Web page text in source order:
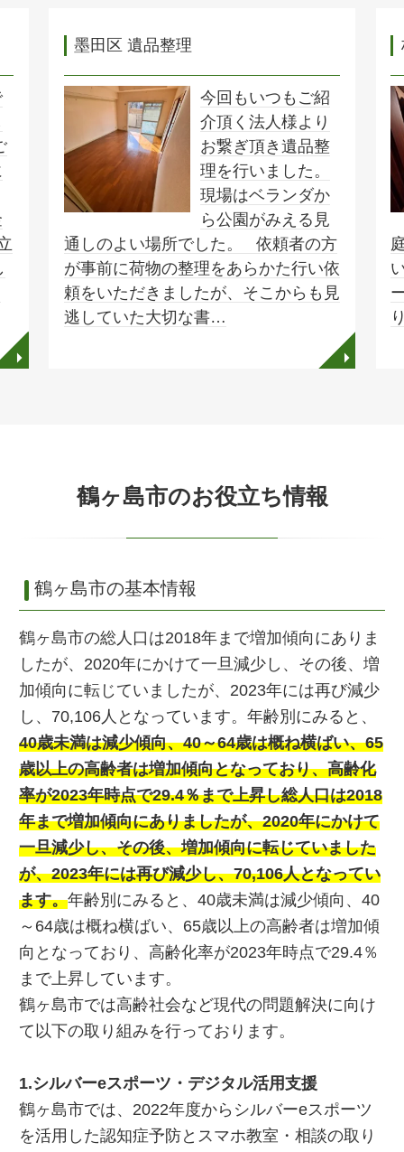
◥
墨田区 遺品整理
今回もいつもご紹
介頂く法人様より
お繋ぎ頂き遺品整
理を行いました。
現場はベランダか
ら公園がみえる見
通しのよい場所でした。 依頼者の方
が事前に荷物の整理をあらかた行い依
頼をいただきましたが、そこからも見
逃していた大切な書…
◥
鶴ヶ島市のお役立ち情報
鶴ヶ島市の基本情報
鶴ヶ島市の総人口は2018年まで増加傾向にありま
したが、2020年にかけて一旦減少し、その後、増
加傾向に転じていましたが、2023年には再び減少
し、70,106人となっています。年齢別にみると、
40歳未満は減少傾向、40～64歳は概ね横ばい、65
歳以上の高齢者は増加傾向となっており、高齢化
率が2023年時点で29.4％まで上昇し総人口は2018
年まで増加傾向にありましたが、2020年にかけて
一旦減少し、その後、増加傾向に転じていました
が、2023年には再び減少し、70,106人となってい
ます。年齢別にみると、40歳未満は減少傾向、40
～64歳は概ね横ばい、65歳以上の高齢者は増加傾
向となっており、高齢化率が2023年時点で29.4％
まで上昇しています。
鶴ヶ島市では高齢社会など現代の問題解決に向け
て以下の取り組みを行っております。
1.シルバーeスポーツ・デジタル活用支援
鶴ヶ島市では、2022年度からシルバーeスポーツ
を活用した認知症予防とスマホ教室・相談の取り